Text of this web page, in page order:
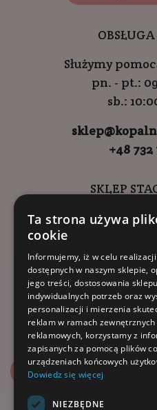
Służymy
pn. - pt.:
sb.:
+48 732
SKLEP
ul.
Kompleks
godziny
9:00 -
10:00 -
Zapisz się na
Ta strona używa
cookie
Informujemy, iż w celu realizacji
dostępnych w naszym sklepie,
jego treści, dostosowania
indywidualnych potrzeb oraz
personalizacji i mierzenia
reklam w ramach zewnętrznych
reklamowych, korzystamy z
zapisanych za pomocą plików
urządzeniach końcowych
Dowiedz się więcej
NIEZBĘDNE